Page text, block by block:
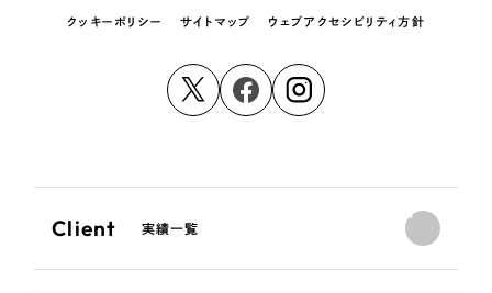
クッキーポリシー サイトマップ ウェブアクセシビリティ方針
Client 実績一覧